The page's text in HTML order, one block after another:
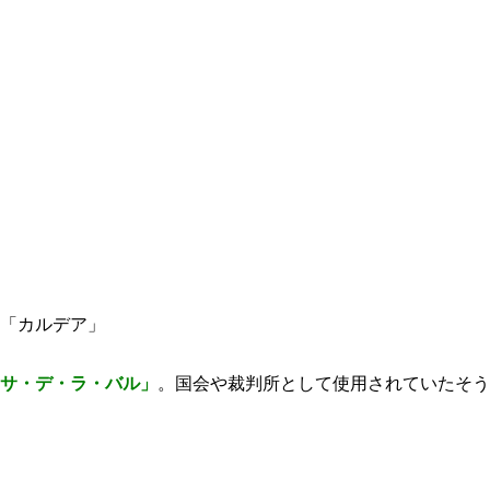
カルデア」
サ・デ・ラ・バル」 。国会や裁判所として使用されていたそう